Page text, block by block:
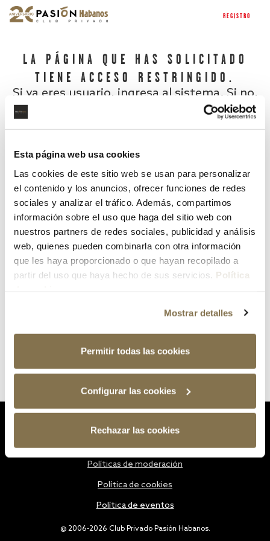
Esta página web usa cookies
Las cookies de este sitio web se usan para personalizar
el contenido y los anuncios, ofrecer funciones de redes
sociales y analizar el tráfico. Además, compartimos
información sobre el uso que haga del sitio web con
nuestros partners de redes sociales, publicidad y análisis
web, quienes pueden combinarla con otra información
que les haya proporcionado o que hayan recopilado a
partir del uso que haya hecho de sus servicios. Política
Mostrar detalles
Permitir todas las cookies
Configurar las cookies
Rechazar las cookies
REGISTRO
LA PÁGINA QUE HAS SOLICITADO
TIENE ACCESO RESTRINGIDO.
Si ya eres usuario, ingresa al sistema. Si no,
¿Has olvidado tu contraseña?
@ 2006-2026 Club Privado Pasión Habanos.
Políticas de moderación
Política de cookies
Política de eventos